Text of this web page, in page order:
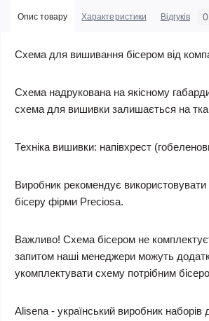
Опис товару Характеристики Відгуків 0
Схема для вишивання бісером від
Схема надрукована на якісному
схема для вишивки залишається на
Техніка вишивки: напівхрест
Виробник рекомендує
бісеру фірми Preciosa.
Важливо! Схема бісером не
запитом наші менеджери можуть
укомплектувати схему потрібним
Alisena - український виробник наборів